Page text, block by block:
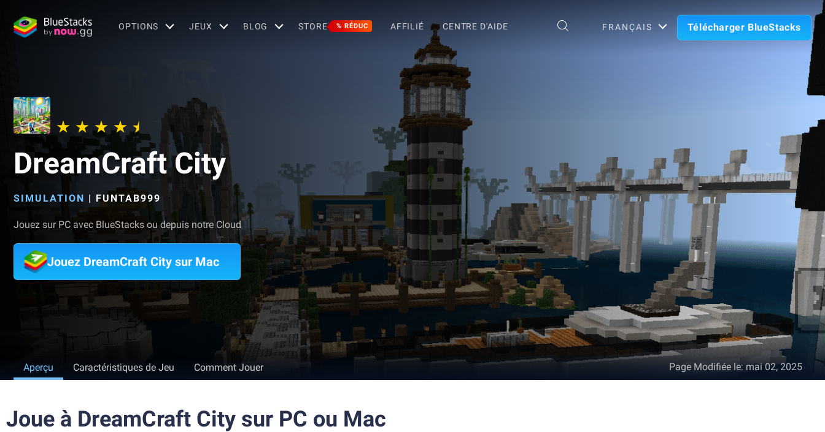
OPTIONS JEUX BLOG STORE % RÉDUC AFFILIÉ CENTRE D'AIDE FRANÇAIS Télécharger BlueStacks
DreamCraft City
SIMULATION | FUNTAB999
Jouez sur PC avec BlueStacks ou depuis notre Cloud
Jouez DreamCraft City sur Mac
Aperçu Caractéristiques de Jeu Comment Jouer Page Modifiée le: mai 02, 2025
Joue à DreamCraft City sur PC ou Mac